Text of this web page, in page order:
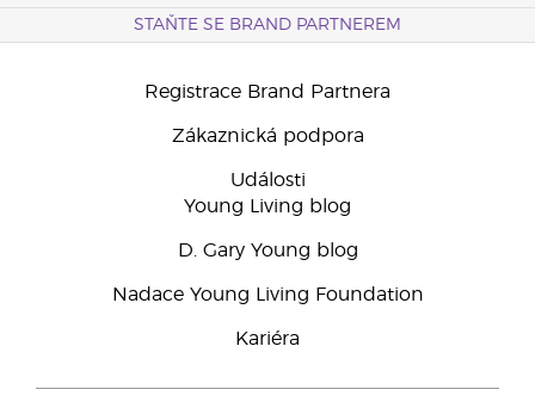
STAŇTE SE BRAND PARTNEREM
Registrace Brand Partnera
Zákaznická podpora
Události
Young Living blog
D. Gary Young blog
Nadace Young Living Foundation
Kariéra